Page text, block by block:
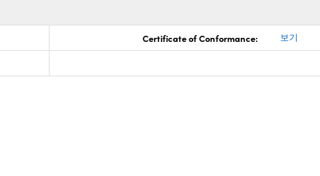
Certificate of Conformance: 보기